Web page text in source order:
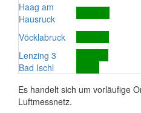
Haag am
Hausruck
Vöcklabruck
Lenzing 3
Bad Ischl
Es handelt sich um vorläufige
Luftmessnetz.